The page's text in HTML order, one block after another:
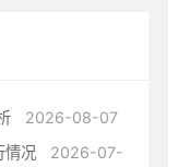
2026-08-07
情况
2026-07-